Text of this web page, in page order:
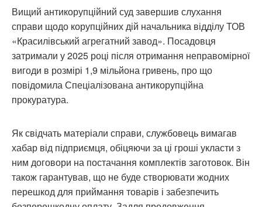
Вищий антикорупційний суд завершив слухання
справи щодо корупційних дій начальника відділу ТОВ
«Красилівський агрегатний завод». Посадовця
затримали у 2025 році після отримання неправомірної
вигоди в розмірі 1,9 мільйона гривень, про що
повідомила Спеціалізована антикорупційна
прокуратура.
Як свідчать матеріали справи, службовець вимагав
хабар від підприємця, обіцяючи за ці гроші укласти з
ним договори на постачання комплектів заготовок. Він
також гарантував, що не буде створювати жодних
перешкод для приймання товарів і забезпечить